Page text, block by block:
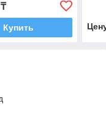
Купить